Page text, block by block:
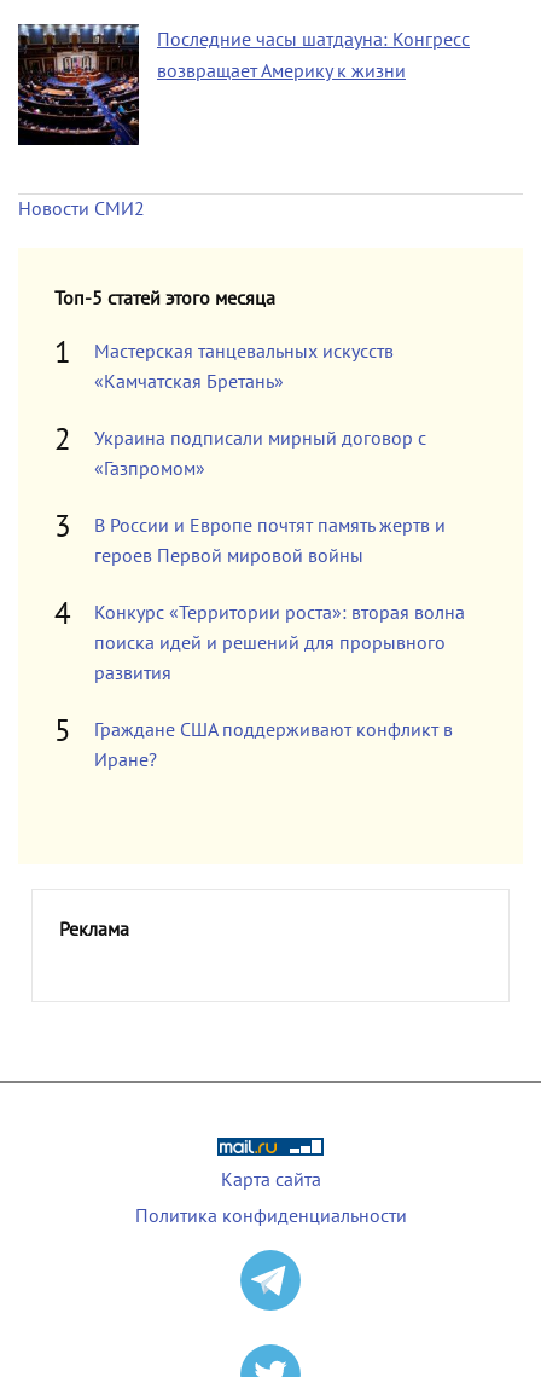
Последние часы шатдауна: Конгресс
возвращает Америку к жизни
Новости СМИ2
Топ-5 статей этого месяца
Мастерская танцевальных искусств
«Камчатская Бретань»
Украина подписали мирный договор с
«Газпромом»
В России и Европе почтят память жертв и
героев Первой мировой войны
Конкурс «Территории роста»: вторая волна
поиска идей и решений для прорывного
развития
Граждане США поддерживают конфликт в
Иране?
Реклама
Карта сайта
Политика конфиденциальности